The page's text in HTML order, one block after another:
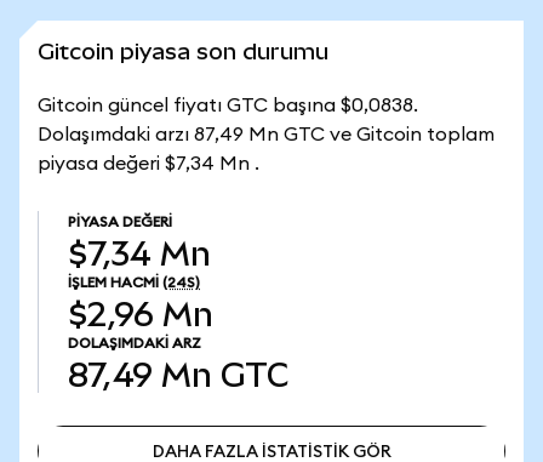
Gitcoin piyasa son durumu
Gitcoin güncel fiyatı GTC başına $0,0838.
Dolaşımdaki arzı 87,49 Mn GTC ve Gitcoin toplam
piyasa değeri $7,34 Mn .
PIYASA DEĞERI
$7,34 Mn
İŞLEM HACMI (24S)
$2,96 Mn
DOLAŞIMDAKI ARZ
87,49 Mn GTC
DAHA FAZLA İSTATİSTİK GÖR